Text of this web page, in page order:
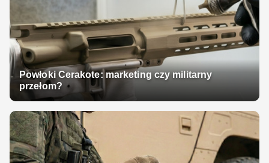
Powłoki Cerakote: marketing czy militarny
przełom?